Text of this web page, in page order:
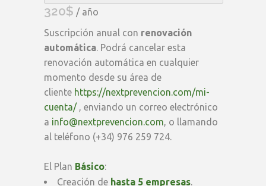
320$ / año
Suscripción anual con renovación
automática. Podrá cancelar esta
renovación automática en cualquier
momento desde su área de
cliente https://nextprevencion.com/mi-
cuenta/, enviando un correo electrónico
a info@nextprevencion.com, o llamando
al teléfono (+34) 976 259 724.
El Plan Básico:
Creación de hasta 5 empresas.